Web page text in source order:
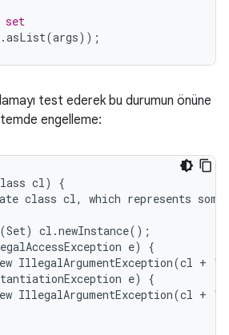
set
.asList(args));
test ederek bu durumun önüne
engelleme:
cl) {
class cl, which represents some
cl.newInstance();
e) {
IllegalArgumentException(cl + "
e) {
IllegalArgumentException(cl + "